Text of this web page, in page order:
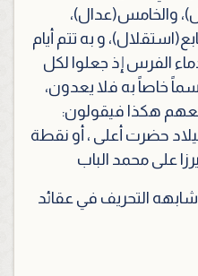
والخامس(عدال)،
و به تتم أيام
الفرس إذ جعلوا لكل
خاصاً به فلا يعدون،
هكذا فيقولون:
حضرت أعلى ، أو نقطة
على محمد الباب
التحريف في عقائد